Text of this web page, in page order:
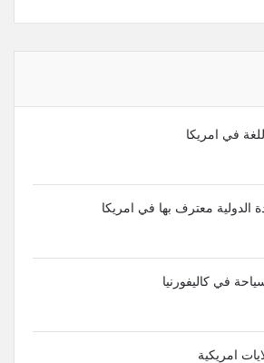
في امريكا
الدولية معترف بها في امريكا
في كاليفورنيا
امريكية